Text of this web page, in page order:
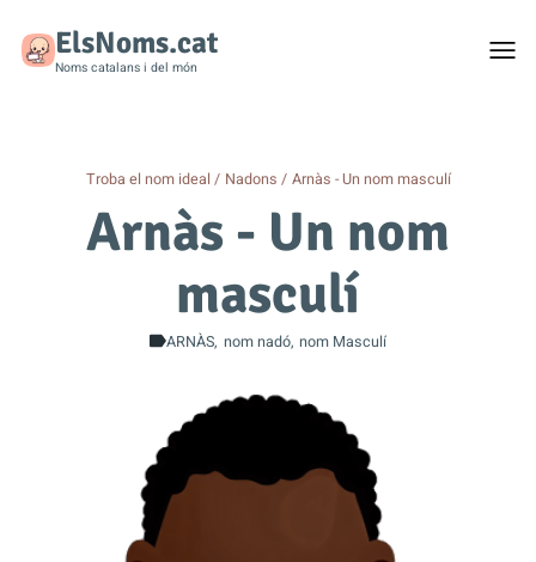
ElsNoms.cat
Noms catalans i del món
Troba el nom ideal Nadons Arnàs - Un nom masculí
Arnàs - Un nom
masculí
ARNÀS nom nadó nom Masculí